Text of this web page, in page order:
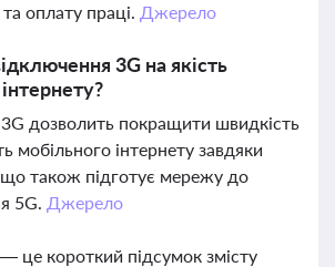
оплату праці. Джерело
3G на якість
дозволить покращити швидкість
мобільного інтернету завдяки
що також підготує мережу до
5G. Джерело
це короткий підсумок змісту